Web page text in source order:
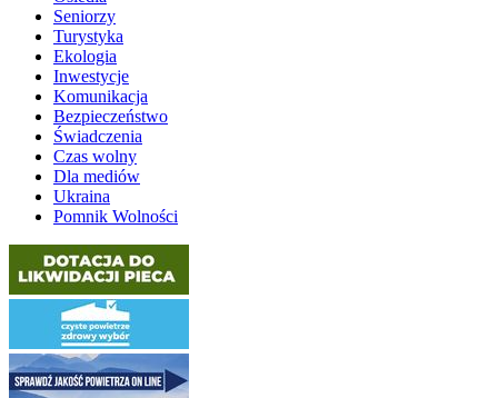
Seniorzy
Turystyka
Ekologia
Inwestycje
Komunikacja
Bezpieczeństwo
Świadczenia
Czas wolny
Dla mediów
Ukraina
Pomnik Wolności